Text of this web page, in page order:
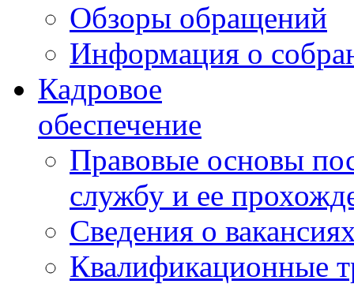
Обзоры обращений
Информация о
Кадровое
обеспечение
Правовые основы
службу и ее
Сведения о
Квалификационные